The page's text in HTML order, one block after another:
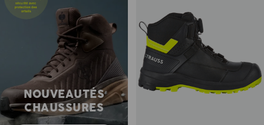
NOUVEAUTÉS
CHAUSSURES